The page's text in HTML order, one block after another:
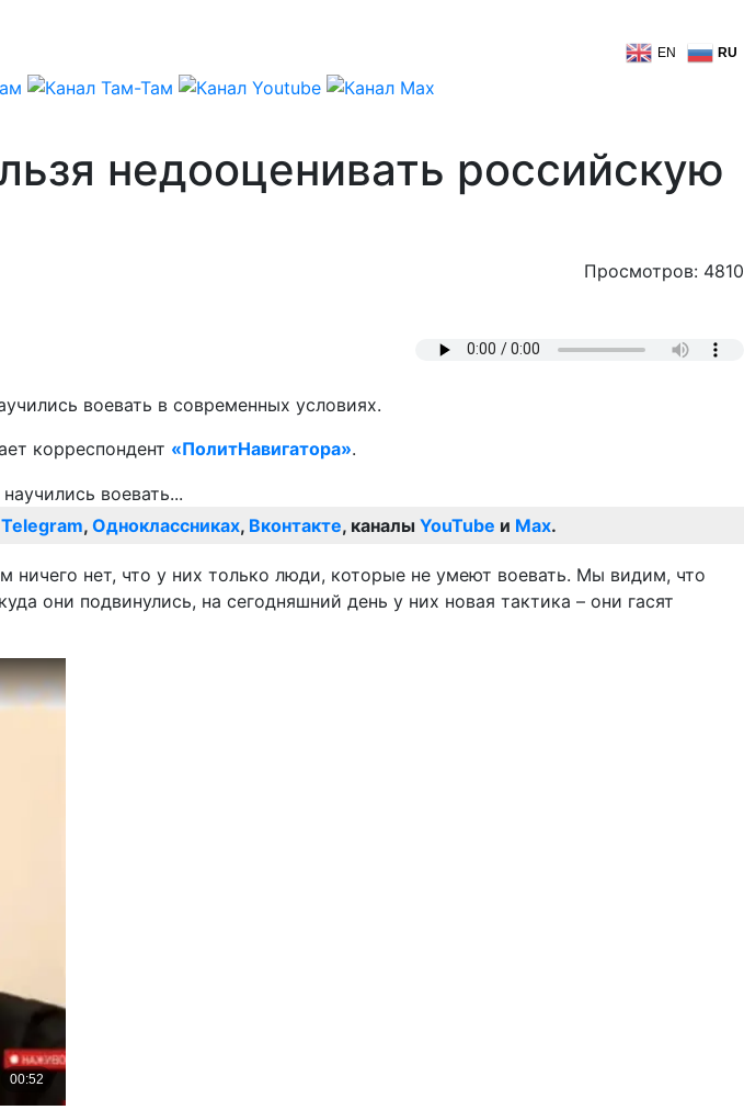
EN RU
недооценивать российскую
Просмотров: 4810
воевать в современных условиях.
корреспондент «ПолитНавигатора».
Telegram, Одноклассниках, Вконтакте, каналы YouTube и Max.
нет, что у них только люди, которые не умеют воевать. Мы видим, что
они подвинулись, на сегодняшний день у них новая тактика – они гасят